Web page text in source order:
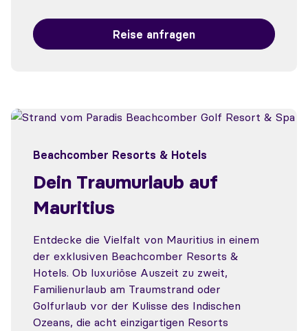
Reise anfragen
Beachcomber Resorts & Hotels
Dein Traumurlaub auf
Mauritius
Entdecke die Vielfalt von Mauritius in einem
der exklusiven Beachcomber Resorts &
Hotels. Ob luxuriöse Auszeit zu zweit,
Familienurlaub am Traumstrand oder
Golfurlaub vor der Kulisse des Indischen
Ozeans, die acht einzigartigen Resorts